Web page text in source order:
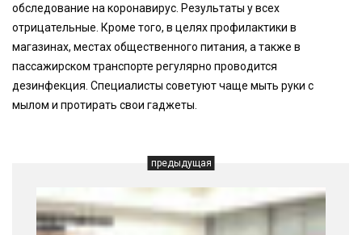
обследование на коронавирус. Результаты у всех
отрицательные. Кроме того, в целях профилактики в
магазинах, местах общественного питания, а также в
пассажирском транспорте регулярно проводится
дезинфекция. Специалисты советуют чаще мыть руки с
мылом и протирать свои гаджеты.
предыдущая